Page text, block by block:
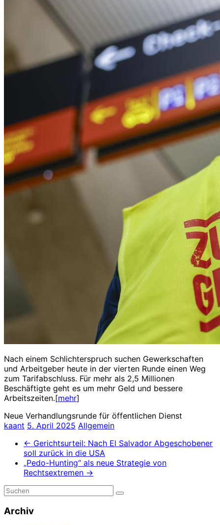
Nach einem Schlichterspruch suchen Gewerkschaften
und Arbeitgeber heute in der vierten Runde einen Weg
zum Tarifabschluss. Für mehr als 2,5 Millionen
Beschäftigte geht es um mehr Geld und bessere
Arbeitszeiten.[mehr]
Neue Verhandlungsrunde für öffentlichen Dienst
kaant 5. April 2025 Allgemein
← Gerichtsurteil: Nach El Salvador Abgeschobener
soll zurück in die USA
„Pedo-Hunting“ als neue Strategie von
Rechtsextremen →
Archiv